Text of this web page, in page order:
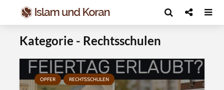
Kategorie - Rechtsschulen
OPFER RECHTSSCHULEN